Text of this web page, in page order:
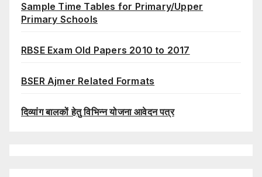
Sample Time Tables for Primary/Upper
Primary Schools
RBSE Exam Old Papers 2010 to 2017
BSER Ajmer Related Formats
दिव्यांग बालकों हेतु विभिन्न योजना आवेदन पत्र